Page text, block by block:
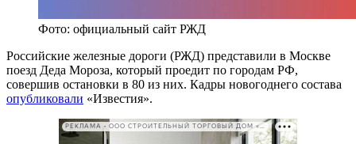
Фото: официальный сайт РЖД
Российские железные дороги (РЖД) представили в Москве
поезд Деда Мороза, который проедит по городам РФ,
совершив остановки в 80 из них. Кадры новогоднего состава
опубликовали «Известия».
РЕКЛАМА • ООО СТРОИТЕЛЬНЫЙ ТОРГОВЫЙ ДОМ «ПЕТРОВИЧ». ИНН: 7802348846